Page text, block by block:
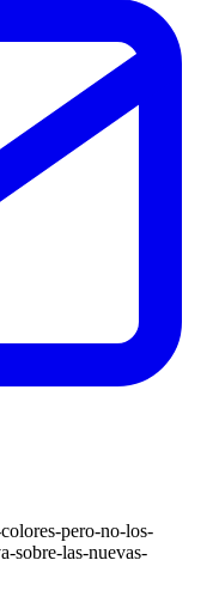
pero-no-los-
sobre-las-nuevas-